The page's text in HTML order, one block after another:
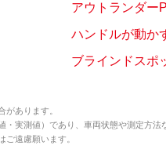
アウトランダー
ハンドルが動か
ブラインドスポ
があります。
・実測値）であり、車両状態や測定方法
ご遠慮願います。